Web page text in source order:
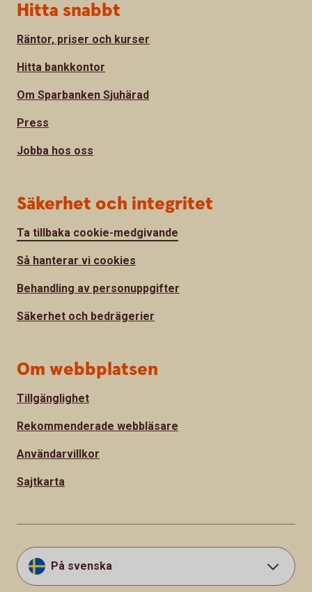
Hitta snabbt
Räntor, priser och kurser
Hitta bankkontor
Om Sparbanken Sjuhärad
Press
Jobba hos oss
Säkerhet och integritet
Ta tillbaka cookie-medgivande
Så hanterar vi cookies
Behandling av personuppgifter
Säkerhet och bedrägerier
Om webbplatsen
Tillgänglighet
Rekommenderade webbläsare
Användarvillkor
Sajtkarta
På svenska